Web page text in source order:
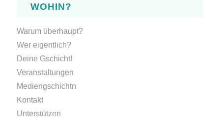
WOHIN?
Warum überhaupt?
Wer eigentlich?
Deine Gschicht!
Veranstaltungen
Mediengschichtn
Kontakt
Unterstützen